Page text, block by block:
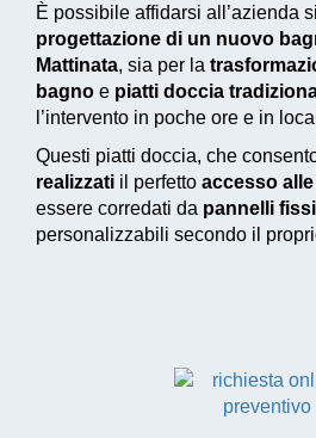
È possibile affidarsi all’azienda
progettazione di un nuovo
Mattinata, sia per la
bagno e piatti doccia
l’intervento in poche ore e in
Questi piatti doccia, che
realizzati il perfetto accesso
essere corredati da pannelli fissi
personalizzabili secondo il